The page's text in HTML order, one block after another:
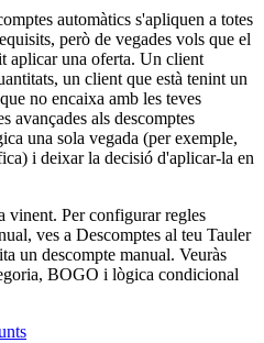
automàtics s'apliquen a totes
però de vegades vols que el
aplicar una oferta. Un client
un client que està tenint un
no encaixa amb les teves
avançades als descomptes
una sola vegada (per exemple,
i deixar la decisió d'aplicar-la en
vinent. Per configurar regles
ves a Descomptes al teu Tauler
un descompte manual. Veuràs
BOGO i lògica condicional